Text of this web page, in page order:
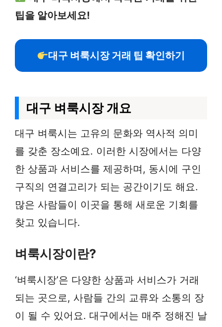
팁을 알아보세요!
대구 벼룩시장 거래 팁 확인하기
대구 벼룩시장 개요
대구 벼룩시는 고유의 문화와 역사적 의미
를 갖춘 장소예요. 이러한 시장에서는 다양
한 상품과 서비스를 제공하며, 동시에 구인
구직의 연결고리가 되는 공간이기도 해요.
많은 사람들이 이곳을 통해 새로운 기회를
찾고 있습니다.
벼룩시장이란?
‘벼룩시장’은 다양한 상품과 서비스가 거래
되는 곳으로, 사람들 간의 교류와 소통의 장
이 될 수 있어요. 대구에서는 매주 정해진 날